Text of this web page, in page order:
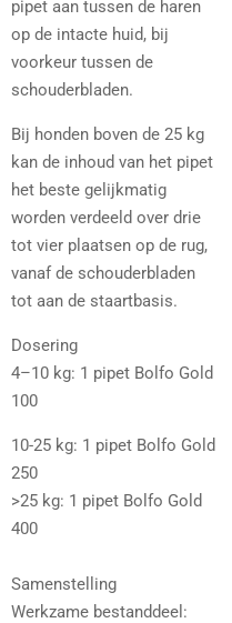
pipet aan tussen de haren
op de intacte huid, bij
voorkeur tussen de
schouderbladen.
Bij honden boven de 25 kg
kan de inhoud van het pipet
het beste gelijkmatig
worden verdeeld over drie
tot vier plaatsen op de rug,
vanaf de schouderbladen
tot aan de staartbasis.
Dosering
4–10 kg: 1 pipet Bolfo Gold
100
10-25 kg: 1 pipet Bolfo Gold
250
>25 kg: 1 pipet Bolfo Gold
400
Samenstelling
Werkzame bestanddeel: